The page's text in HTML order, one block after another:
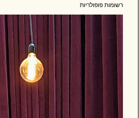
רשומות פופולריות